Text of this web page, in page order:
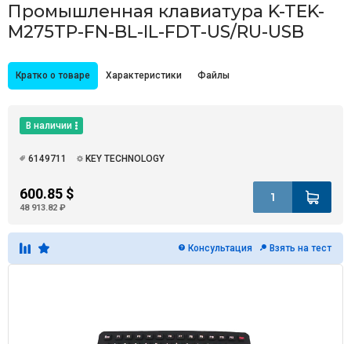
Промышленная клавиатура K-TEK-
M275TP-FN-BL-IL-FDT-US/RU-USB
Кратко о товаре Характеристики Файлы
В наличии
6149711 KEY TECHNOLOGY
600.85 $
48 913.82 ₽
Консультация Взять на тест